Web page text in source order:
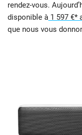
rendez-vous.
disponible à 1 597 €*
que nous vous